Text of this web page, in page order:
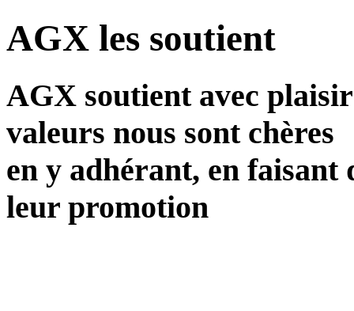
AGX les soutient
AGX soutient avec
valeurs nous sont chères
en y adhérant, en faisant
leur promotion